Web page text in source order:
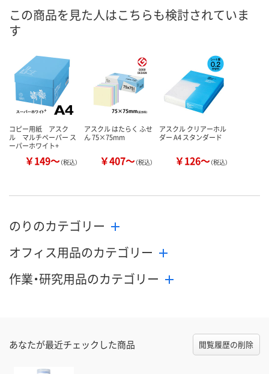
8月7日（金）
この商品を見た人はこちらも検討されていま
す
コピー用紙 アスク
ル マルチペーパー ス
ーパーホワイト+
￥149～（税込）
アスクル はたらく ふせ
ん 75×75mm
￥407～（税込）
アスクル クリアーホル
ダー A4 スタンダード
￥126～（税込）
のりのカテゴリー
オフィス用品のカテゴリー
作業・研究用品のカテゴリー
あなたが最近チェックした商品 閲覧履歴の削除